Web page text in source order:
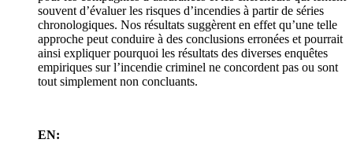
souvent d’évaluer les risques d’incendies à partir de séries
chronologiques. Nos résultats suggèrent en effet qu’une telle
approche peut conduire à des conclusions erronées et pourrait
ainsi expliquer pourquoi les résultats des diverses enquêtes
empiriques sur l’incendie criminel ne concordent pas ou sont
tout simplement non concluants.
EN: